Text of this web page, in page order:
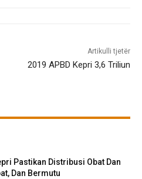
Artikulli tjetër
2019 APBD Kepri 3,6 Triliun
Pastikan Distribusi Obat Dan
Dan Bermutu